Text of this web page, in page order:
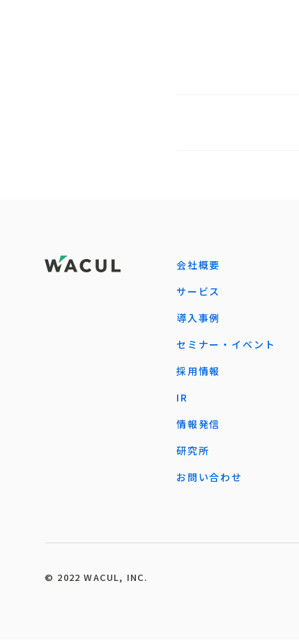
会社概要
サービス
導入事例
セミナー・イベント
採用情報
IR
情報発信
研究所
お問い合わせ
©︎ 2022 WACUL, INC.